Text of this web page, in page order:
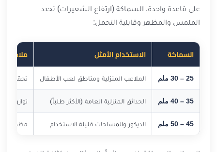
على قاعدة واحدة. السماكة (ارتفاع الشعيرات) تحدد
الملمس والمظهر وقابلية التحمل:
السماكة الاستخدام الأمثل ملاحظات
25 – 30 ملم الملاعب المنزلية ومناطق لعب الأطفال تحمّل عالٍ
35 – 40 ملم الحدائق المنزلية العامة (الأكثر طلباً) توازن
45 – 50 ملم الديكور والمساحات قليلة الاستخدام مظهر